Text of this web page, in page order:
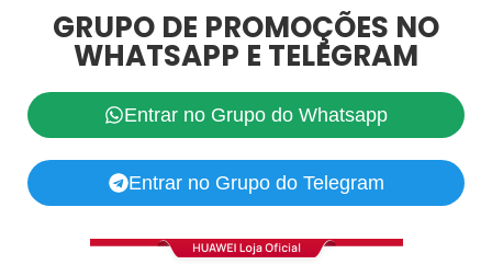
GRUPO DE PROMOÇÕES NO
WHATSAPP E TELEGRAM
Entrar no Grupo do Whatsapp
Entrar no Grupo do Telegram